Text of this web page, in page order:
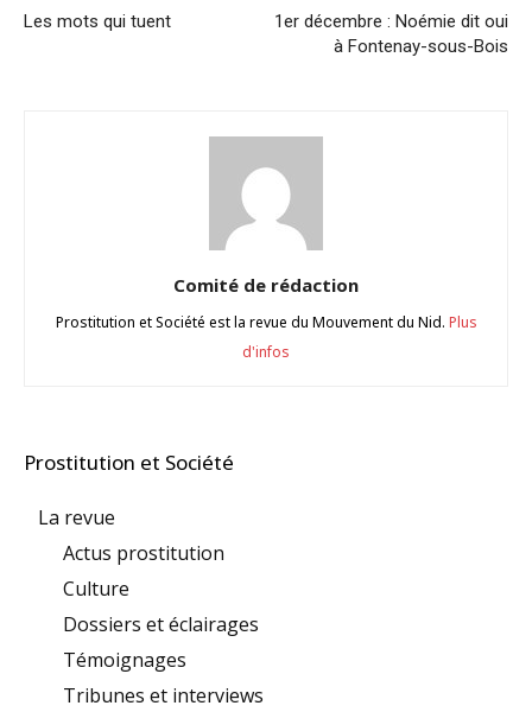
Les mots qui tuent
1er décembre : Noémie dit oui
à Fontenay-sous-Bois
Comité de rédaction
Prostitution et Société est la revue du Mouvement du Nid. Plus
d'infos
Prostitution et Société
La revue
Actus prostitution
Culture
Dossiers et éclairages
Témoignages
Tribunes et interviews